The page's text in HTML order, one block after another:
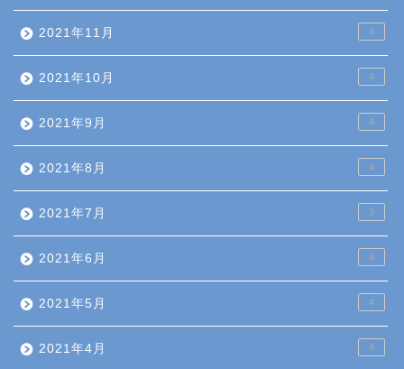
2021年11月 4
2021年10月 4
2021年9月 4
2021年8月 4
2021年7月 3
2021年6月 4
2021年5月 4
2021年4月 4